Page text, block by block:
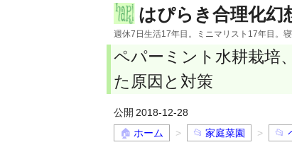
はぴらき合理化幻
週休7日生活17年目。ミニマリスト17年目。
ペパーミント水耕栽培
た原因と対策
2018-12-28
ホーム
家庭菜園